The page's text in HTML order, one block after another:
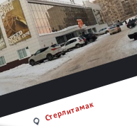
Стерлитамак